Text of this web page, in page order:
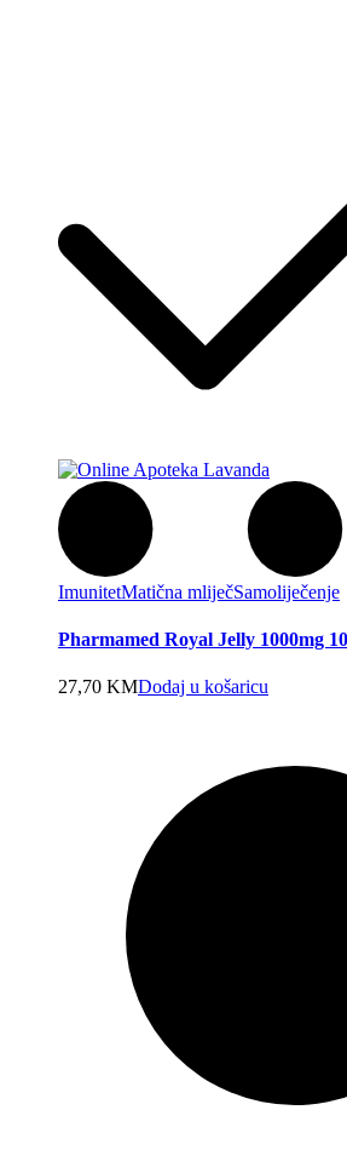
ImunitetMatična mliječSamoliječenje
Pharmamed Royal Jelly 1000mg
27,70 KMDodaj u košaricu